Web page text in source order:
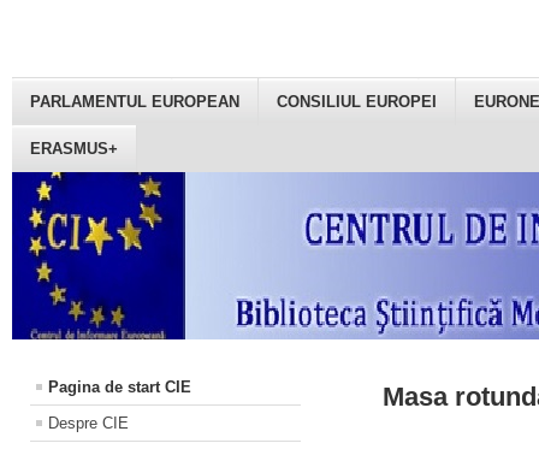
PARLAMENTUL EUROPEAN CONSILIUL EUROPEI
ERASMUS+
Pagina de start CIE
Despre CIE
Masa